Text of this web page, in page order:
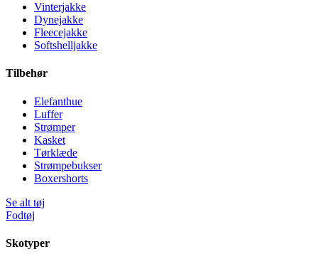
Vinterjakke
Dynejakke
Fleecejakke
Softshelljakke
Tilbehør
Elefanthue
Luffer
Strømper
Kasket
Tørklæde
Strømpebukser
Boxershorts
Se alt tøj
Fodtøj
Skotyper